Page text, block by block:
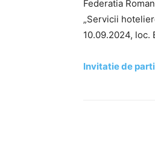
Federatia
„Servicii
10.09.2024, loc.
Invitatie de